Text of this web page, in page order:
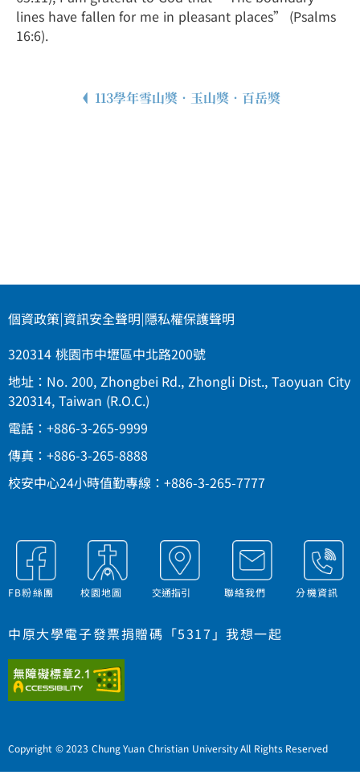
lines have fallen for me in pleasant places” (Psalms
16:6).
113學年雪山獎．玉山獎．百岳獎
個資政策|資訊安全聲明|隱私權保護聲明
320314 桃園市中壢區中北路200號
地址：No. 200, Zhongbei Rd., Zhongli Dist., Taoyuan City
320314, Taiwan (R.O.C.)
電話：+886-3-265-9999
傳真：+886-3-265-8888
校安中心24小時值勤專線：+886-3-265-7777
FB粉絲團 校園地圖 交通指引 聯絡我們 分機資訊
中原大學電子發票捐贈碼「5317」我想一起
Copyright © 2023 Chung Yuan Christian University All Rights Reserved